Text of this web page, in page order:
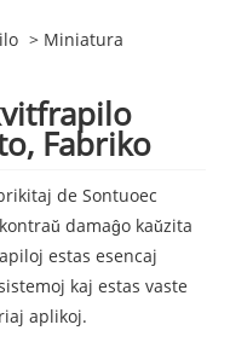
> Miniatura
Fabriko
de Sontuoec
damaĝo kaŭzita
estas esencaj
kaj estas vaste
aplikoj.